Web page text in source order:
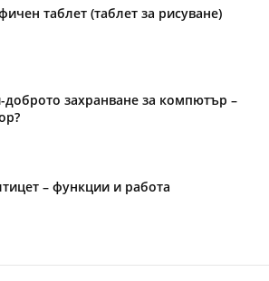
таблет (таблет за рисуване)
доброто захранване за компютър –
– функции и работа